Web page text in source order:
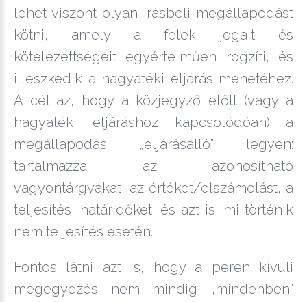
lehet viszont olyan írásbeli megállapodást
kötni, amely a felek jogait és
kötelezettségeit egyértelműen rögzíti, és
illeszkedik a hagyatéki eljárás menetéhez.
A cél az, hogy a közjegyző előtt (vagy a
hagyatéki eljáráshoz kapcsolódóan) a
megállapodás „eljárásálló” legyen:
tartalmazza az azonosítható
vagyontárgyakat, az értéket/elszámolást, a
teljesítési határidőket, és azt is, mi történik
nem teljesítés esetén.
Fontos látni azt is, hogy a peren kívüli
megegyezés nem mindig „mindenben”